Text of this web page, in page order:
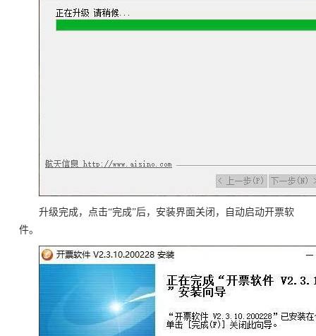
升级完成，点击“完成”后，安装界面关闭，自动启动开票软
件。